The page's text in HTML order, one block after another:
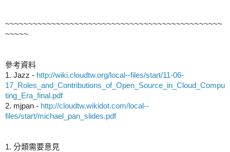
~~~~~~~~~~~~~~~~~~~~~~~~~~~~~~~~~~~~~~~~~~~~~~~
~~~~~
參考資料
1. Jazz - http://wiki.cloudtw.org/local--files/start/11-06-
17_Roles_and_Contributions_of_Open_Source_in_Cloud_Compu
ting_Era_final.pdf
2. mjpan - http://cloudtw.wikidot.com/local--
files/start/michael_pan_slides.pdf
1. 分類需要意見